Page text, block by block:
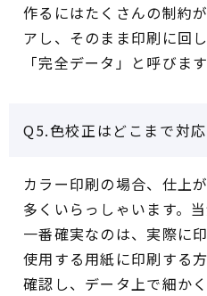
作るにはたくさんの制約
アし、そのまま印刷に回
「完全データ」と呼びます
Q5.色校正はどこまで対
カラー印刷の場合、仕上
多くいらっしゃいます。
一番確実なのは、実際に
使用する用紙に印刷する
確認し、データ上で細か